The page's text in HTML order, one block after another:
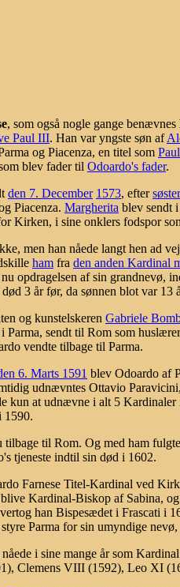
, som også nogle gange benævnes
Paul III. Han var yngste søn af
og Piacenza, en titel som
blev fader til Odoardo's fader.
den 7. December 1573, efter
Piacenza. Margherita blev sendt
Kirken, i sine onklers fodspor
men han nåede langt hen ad
ham fra den anden Kardinal
opdragelsen af sin grandnevø,
3 år før, da sønnen blot var 13
og kunstelskeren Gabriele
i Parma, sendt til Rom som
vendte tilbage til Parma.
6. Marts 1591 blev Odoardo af
udnævntes Ottavio
kun at udnævne i alt 5 Kardinaler
1590.
tilbage til Rom. Og med ham
tjeneste indtil sin død i 1602.
Farnese Titel-Kardinal ved
blive Kardinal-Biskop af Sabina,
han Bispesædet i Frascati i
styre Parma for sin umyndige
nåede i sine mange år som
Clemens VIII (1592), Leo XI